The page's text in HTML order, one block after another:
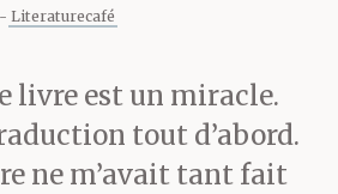
é moi ; sans
d’être
en route
Literaturecafé
livre est un miracle.
tout d’abord.
ne m’avait tant fait